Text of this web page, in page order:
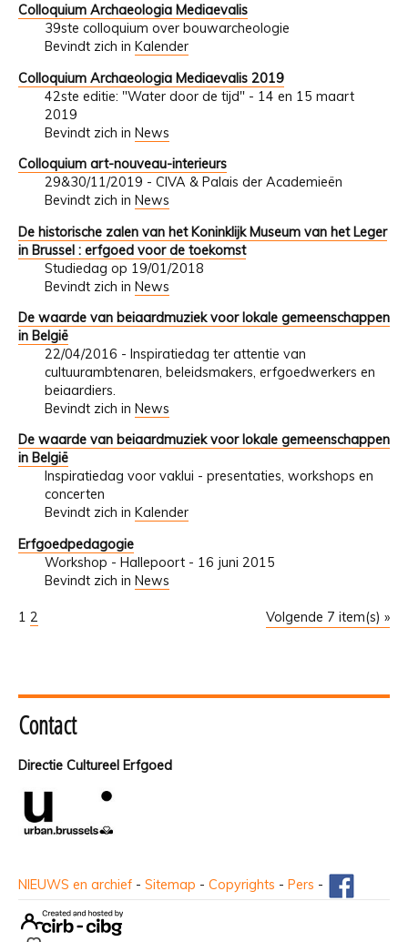
Colloquium Archaeologia Mediaevalis
39ste colloquium over bouwarcheologie
Bevindt zich in Kalender
Colloquium Archaeologia Mediaevalis 2019
42ste editie: "Water door de tijd" - 14 en 15 maart
2019
Bevindt zich in News
Colloquium art-nouveau-interieurs
29&30/11/2019 - CIVA & Palais der Academieën
Bevindt zich in News
De historische zalen van het Koninklijk Museum van het Leger
in Brussel : erfgoed voor de toekomst
Studiedag op 19/01/2018
Bevindt zich in News
De waarde van beiaardmuziek voor lokale gemeenschappen
in België
22/04/2016 - Inspiratiedag ter attentie van
cultuurambtenaren, beleidsmakers, erfgoedwerkers en
beiaardiers.
Bevindt zich in News
De waarde van beiaardmuziek voor lokale gemeenschappen
in België
Inspiratiedag voor vaklui - presentaties, workshops en
concerten
Bevindt zich in Kalender
Erfgoedpedagogie
Workshop - Hallepoort - 16 juni 2015
Bevindt zich in News
Volgende 7 item(s) »
1 2
Contact
Directie Cultureel Erfgoed
NIEUWS en archief - Sitemap - Copyrights - Pers -